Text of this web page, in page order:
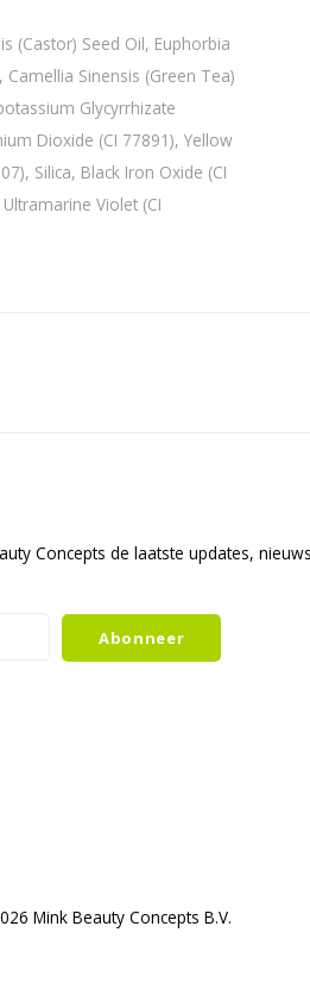
(Castor) Seed Oil, Euphorbia
Sinensis (Green Tea)
Glycyrrhizate
Dioxide (CI 77891), Yellow
Silica, Black Iron Oxide (CI
Ultramarine Violet (CI
Concepts de laatste updates,
Abonneer
Mink Beauty Concepts B.V.